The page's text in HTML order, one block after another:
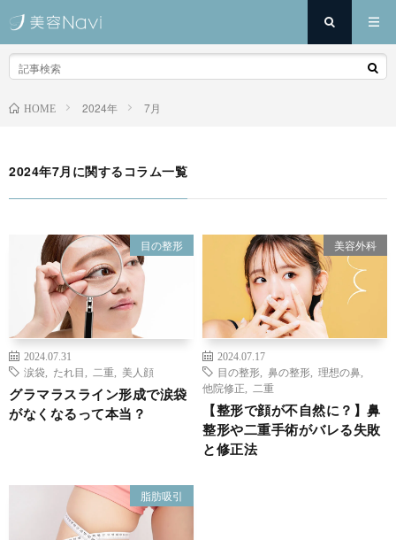
HOME 2024年 7月
2024年7月に関するコラム一覧
目の整形
2024.07.31
涙袋
たれ目 二重 美人顔
グラマラスライン形成で涙袋
がなくなるって本当？
美容外科
2024.07.17
目の整形
鼻の整形 理想の鼻
他院修正
二重
【整形で顔が不自然に？】鼻
整形や二重手術がバレる失敗
と修正法
脂肪吸引